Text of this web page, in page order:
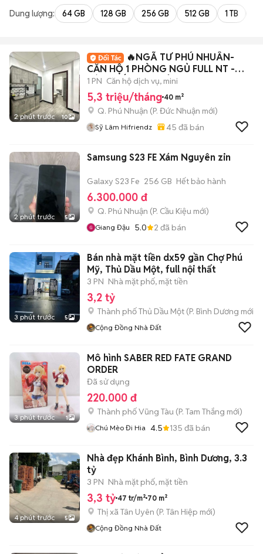
Dung lượng: 64 GB 128 GB 256 GB 512 GB 1 TB
2 phút trước 10
🔥NGÃ TƯ PHÚ NHUÂN-
CĂN HỘ 1 PHÒNG NGỦ FULL NT -
TÁCH BẾP-BAN CÔNG-40M2
1 PN Căn hộ dịch vụ, mini
5,3 triệu/tháng 40 m²
Q. Phú Nhuận (P. Đức Nhuận mới)
Sỹ Lâm Hifriendz 45 đã bán
2 phút trước 5
Samsung S23 FE Xám Nguyên zin
Galaxy S23 Fe 256 GB Hết bảo hành
6.300.000 đ
Q. Phú Nhuận (P. Cầu Kiệu mới)
Giang Đậu 5.0 2 đã bán
3 phút trước 5
Bán nhà mặt tiền dx59 gần Chợ Phú
Mỹ, Thủ Dầu Một, full nội thất
3 PN Nhà mặt phố, mặt tiền
3,2 tỷ
Thành phố Thủ Dầu Một (P. Bình Dương mới)
Cộng Đồng Nhà Đất
3 phút trước 1
Mô hình SABER RED FATE GRAND
ORDER
Đã sử dụng
220.000 đ
Thành phố Vũng Tàu (P. Tam Thắng mới)
Chú Mèo Đi Hia 4.5 135 đã bán
4 phút trước 5
Nhà đẹp Khánh Bình, Bình Dương, 3.3
tỷ
3 PN Nhà mặt phố, mặt tiền
3,3 tỷ 47 tr/m² 70 m²
Thị xã Tân Uyên (P. Tân Hiệp mới)
Cộng Đồng Nhà Đất